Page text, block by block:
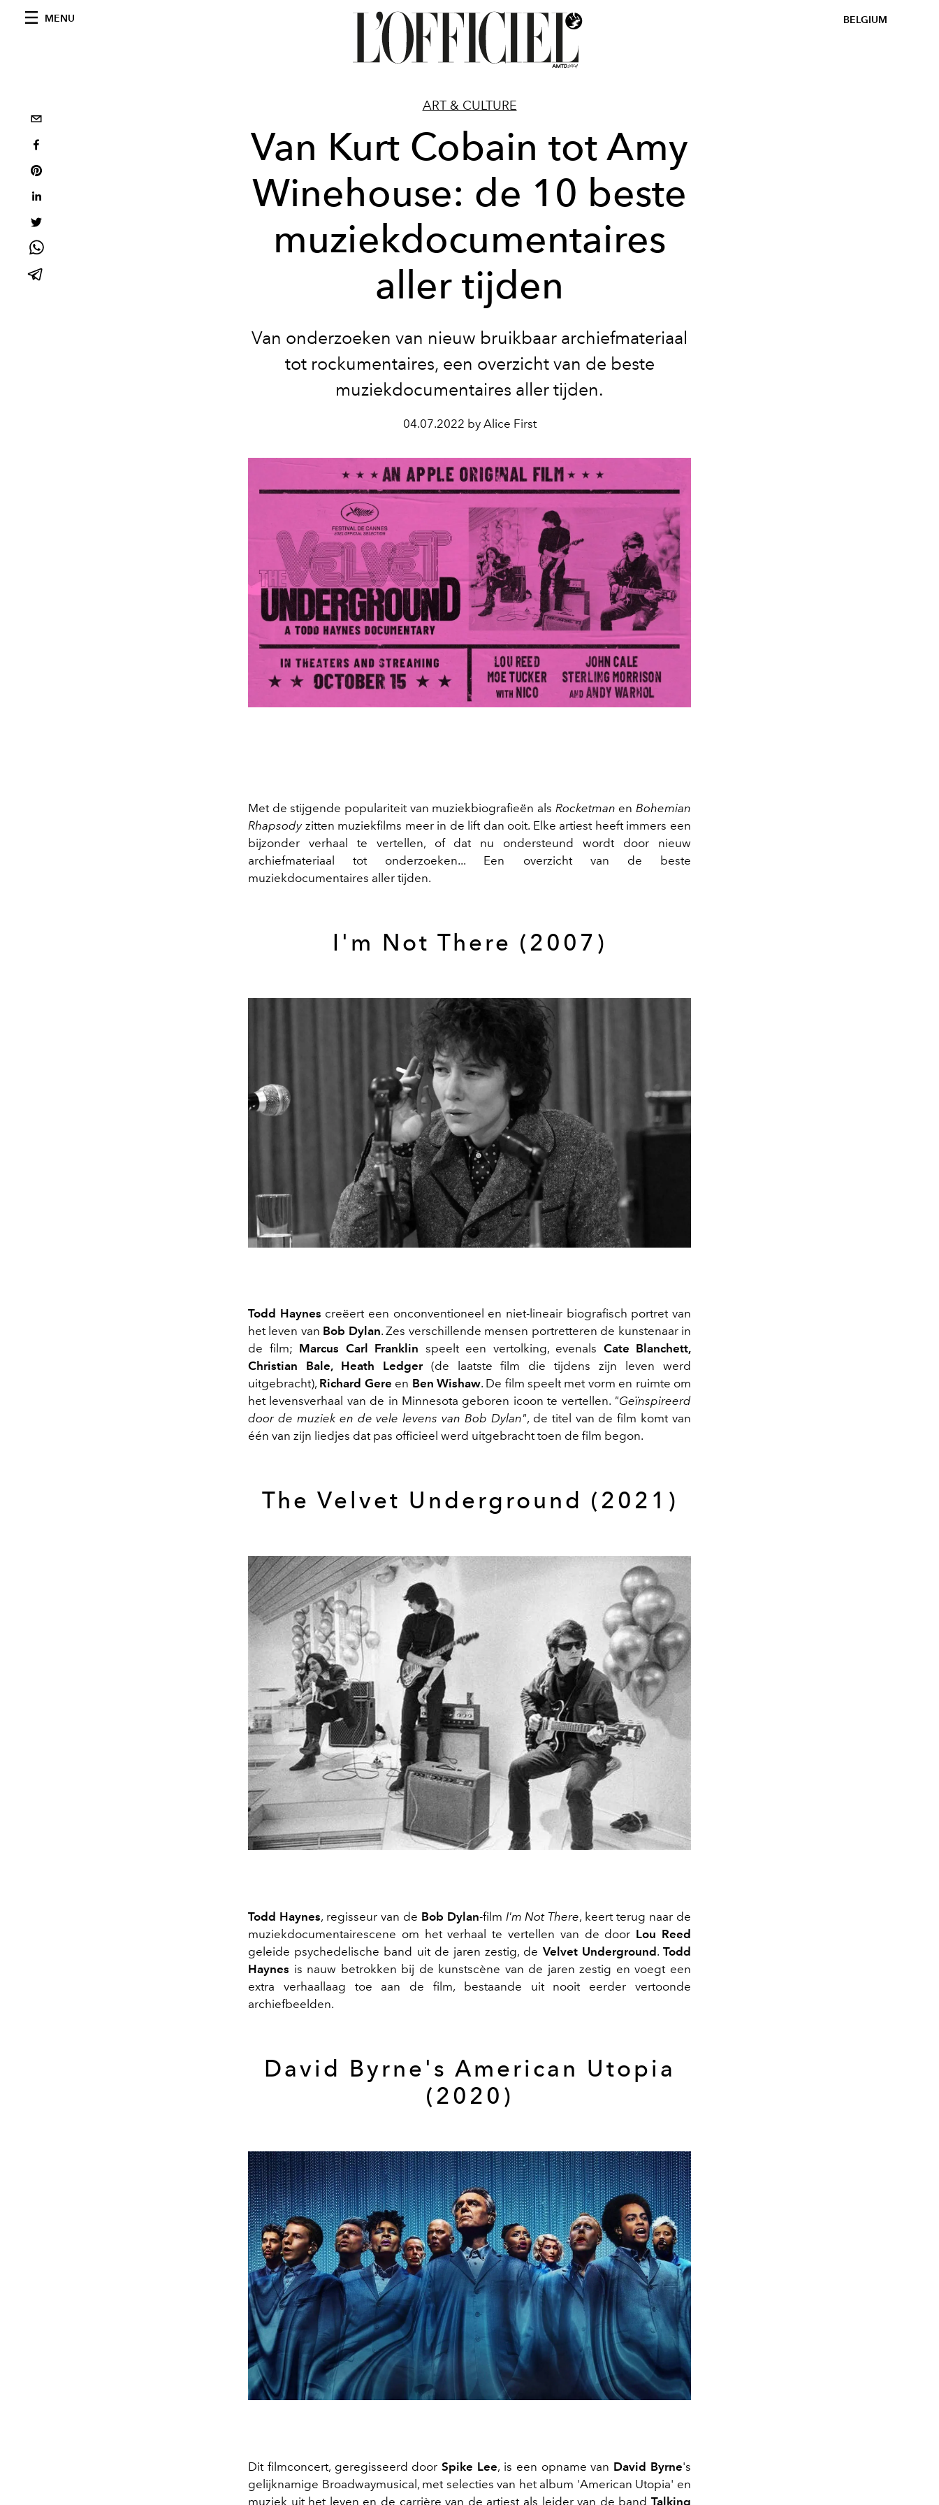
MENU BELGIUM
ART & CULTURE
Van Kurt Cobain tot Amy
Winehouse: de 10 beste
muziekdocumentaires
aller tijden
Van onderzoeken van nieuw bruikbaar archiefmateriaal
tot rockumentaires, een overzicht van de beste
muziekdocumentaires aller tijden.
04.07.2022 by Alice First
Met de stijgende populariteit van muziekbiografieën als Rocketman en Bohemian
Rhapsodyzitten muziekfilms meer in de lift dan ooit. Elke artiest heeft immers een
bijzonder verhaal te vertellen, of dat nu ondersteund wordt door nieuw
archiefmateriaal tot onderzoeken... Een overzicht van de beste
muziekdocumentaires aller tijden.
I'm Not There (2007)
Todd Haynes creëert een onconventioneel en niet-lineair biografisch portret van
het leven van Bob Dylan. Zes verschillende mensen portretteren de kunstenaar in
de film; Marcus Carl Franklin speelt een vertolking, evenals Cate Blanchett,
Christian Bale, Heath Ledger(de laatste film die tijdens zijn leven werd
uitgebracht), Richard Gere en Ben Wishaw. De film speelt met vorm en ruimte om
het levensverhaal van de in Minnesota geboren icoon te vertellen. "Geïnspireerd
door de muziek en de vele levens van Bob Dylan", de titel van de film komt van
één van zijn liedjes dat pas officieel werd uitgebracht toen de film begon.
The Velvet Underground (2021)
Todd Haynes, regisseur van de Bob Dylan-film I'm Not There, keert terug naar de
muziekdocumentairescene om het verhaal te vertellen van de door Lou Reed
geleide psychedelische band uit de jaren zestig, de Velvet Underground.Todd
Haynes is nauw betrokken bij de kunstscène van de jaren zestig en voegt een
extra verhaallaag toe aan de film, bestaande uit nooit eerder vertoonde
archiefbeelden.
David Byrne's American Utopia
(2020)
Dit filmconcert, geregisseerd doorSpike Lee, is een opname van David Byrne's
gelijknamige Broadwaymusical, met selecties van het album 'American Utopia' en
muziek uit het leven en de carrière van de artiest als leider van de band Talking